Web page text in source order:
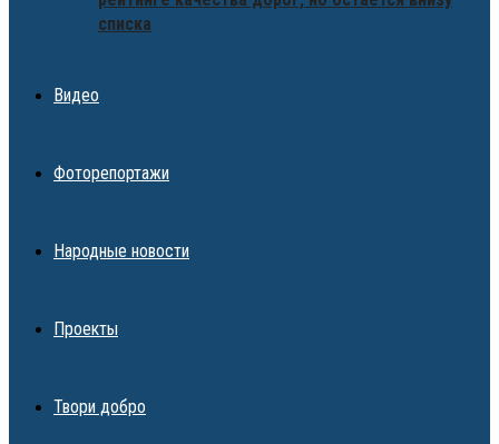
списка
Видео
Фоторепортажи
Народные новости
Проекты
Твори добро